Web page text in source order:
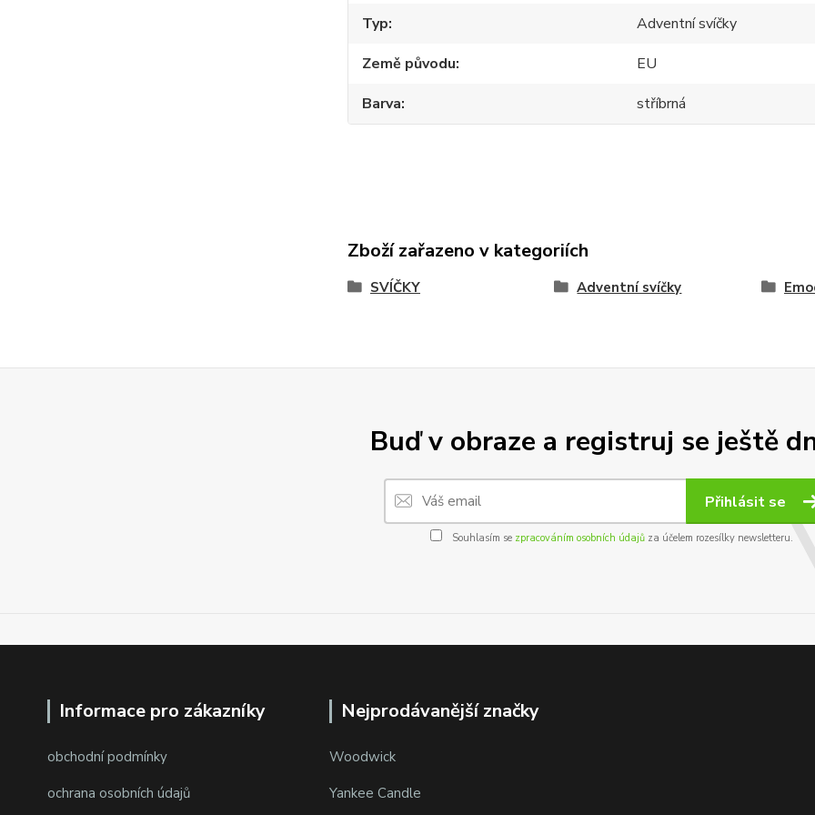
Typ
Adventní svíčky
Země původu
EU
Barva
stříbrná
Zboží zařazeno v kategoriích
SVÍČKY Adventní svíčky
Buď v obraze a registruj se ještě
Přihlásit se
Souhlasím se zpracováním osobních údajůza účelem rozesílky newsletteru.
Informace pro zákazníky
obchodní podmínky
ochrana osobních údajů
Nejprodávanější značky
Woodwick
Yankee Candle